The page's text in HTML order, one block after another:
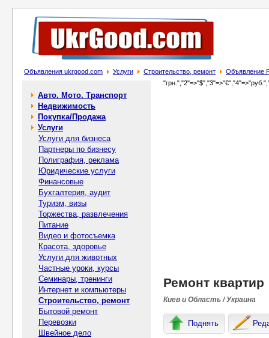
Объявления ukrgood.com Услуги Строительство, ремонт Объявление
Авто. Мото. Транспорт
Недвижимость
Покупка/Продажа
Услуги
Услуги для бизнеса
Партнеры по бизнесу
Полиграфия, реклама
Юридические услуги
Финансовые
Бухгалтерия, аудит
Туризм, визы
Торжества, развлечения
Питание
Видео и фотосъемка
Красота, здоровье
Услуги для животных
Частные уроки, курсы
Семинары, тренинги
Интернет и компьютеры
Строительство, ремонт
Бытовой ремонт
Перевозки
Швейное дело
Ремонт квартир
Киев и Область / Украина
Поднять